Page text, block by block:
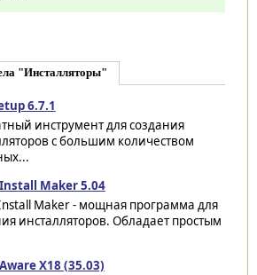
"Инсталляторы"
6.7.1
инструмент для создания
с большим количеством
Maker 5.04
Maker - мощная программа для
инсталляторов. Обладает простым
X18 (35.03)